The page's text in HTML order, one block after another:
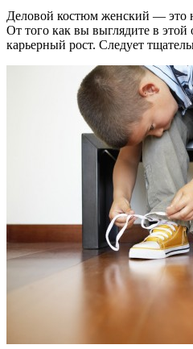
Деловой костюм женский — это
От того как вы выглядите в
карьерный рост. Следует